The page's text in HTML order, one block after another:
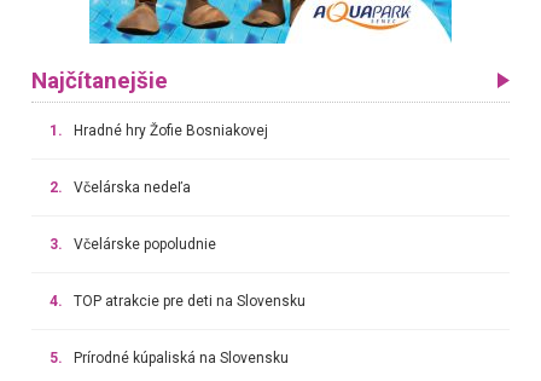
Najčítanejšie
1. Hradné hry Žofie Bosniakovej
2. Včelárska nedeľa
3. Včelárske popoludnie
4. TOP atrakcie pre deti na Slovensku
5. Prírodné kúpaliská na Slovensku